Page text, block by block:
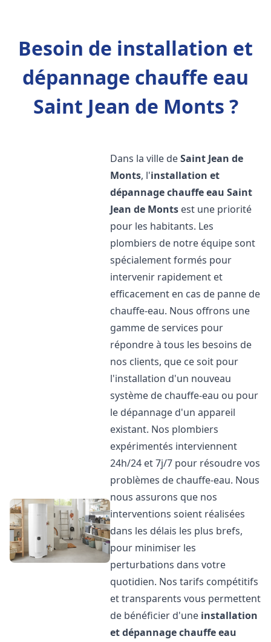
Besoin de installation et
dépannage chauffe eau
Saint Jean de Monts ?
Dans la ville deSaint Jean de
Monts, l'installation et
dépannage chauffe eau Saint
Jean de Monts est une priorité
pour les habitants. Les
plombiers de notre équipe sont
spécialement formés pour
intervenir rapidement et
efficacement en cas de panne de
chauffe-eau. Nous offrons une
gamme de services pour
répondre à tous les besoins de
nos clients, que ce soit pour
l'installation d'un nouveau
système de chauffe-eau ou pour
le dépannage d'un appareil
existant. Nos plombiers
expérimentés interviennent
24h/24 et 7j/7 pour résoudre vos
problèmes de chauffe-eau. Nous
nous assurons que nos
interventions soient réalisées
dans les délais les plus brefs,
pour minimiser les
perturbations dans votre
quotidien. Nos tarifs compétitifs
et transparents vous permettent
de bénéficier d'une installation
et dépannage chauffe eau